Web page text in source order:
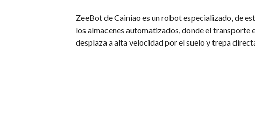
ZeeBot de Cainiao es un robot especializado, de
los almacenes automatizados, donde el
desplaza a alta velocidad por el suelo y trepa